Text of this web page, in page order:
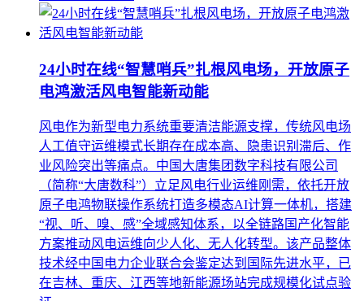
24小时在线“智慧哨兵”扎根风电场，开放原子
电鸿激活风电智能新动能
风电作为新型电力系统重要清洁能源支撑，传统风电场
人工值守运维模式长期存在成本高、隐患识别滞后、作
业风险突出等痛点。中国大唐集团数字科技有限公司
（简称“大唐数科”）立足风电行业运维刚需，依托开放
原子电鸿物联操作系统打造多模态AI计算一体机，搭建
“视、听、嗅、感”全域感知体系，以全链路国产化智能
方案推动风电运维向少人化、无人化转型。该产品整体
技术经中国电力企业联合会鉴定达到国际先进水平，已
在吉林、重庆、江西等地新能源场站完成规模化试点验